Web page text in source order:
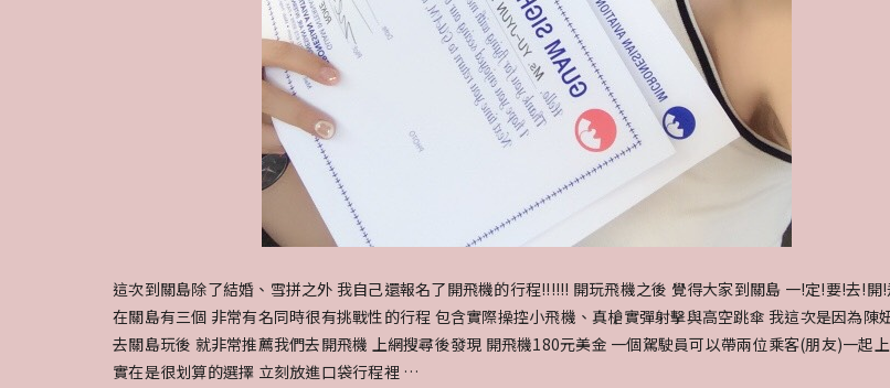
這次到關島除了結婚、雪拼之外 我自己還報名了開飛機的行程!!!!!! 開玩飛機之後 覺得大家到關島 一!定!要!去!開
在關島有三個 非常有名同時很有挑戰性的行程 包含實際操控小飛機、真槍實彈射擊與高空跳傘 我這次是因為陳
去關島玩後 就非常推薦我們去開飛機 上網搜尋後發現 開飛機180元美金 一個駕駛員可以帶兩位乘客(朋友)一起
實在是很划算的選擇 立刻放進口袋行程裡 …